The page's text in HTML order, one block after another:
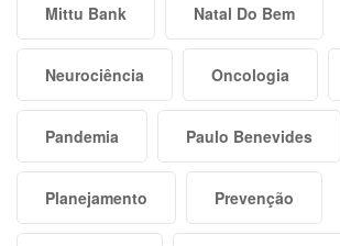
Mittu Bank Natal Do Bem
Neurociência Oncologia
Pandemia Paulo Benevides
Planejamento Prevenção